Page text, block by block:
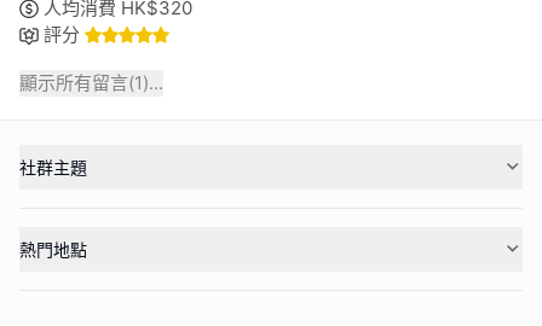
人均消費 HK$320
評分
顯示所有留言(1)...
社群主題
熱門地點